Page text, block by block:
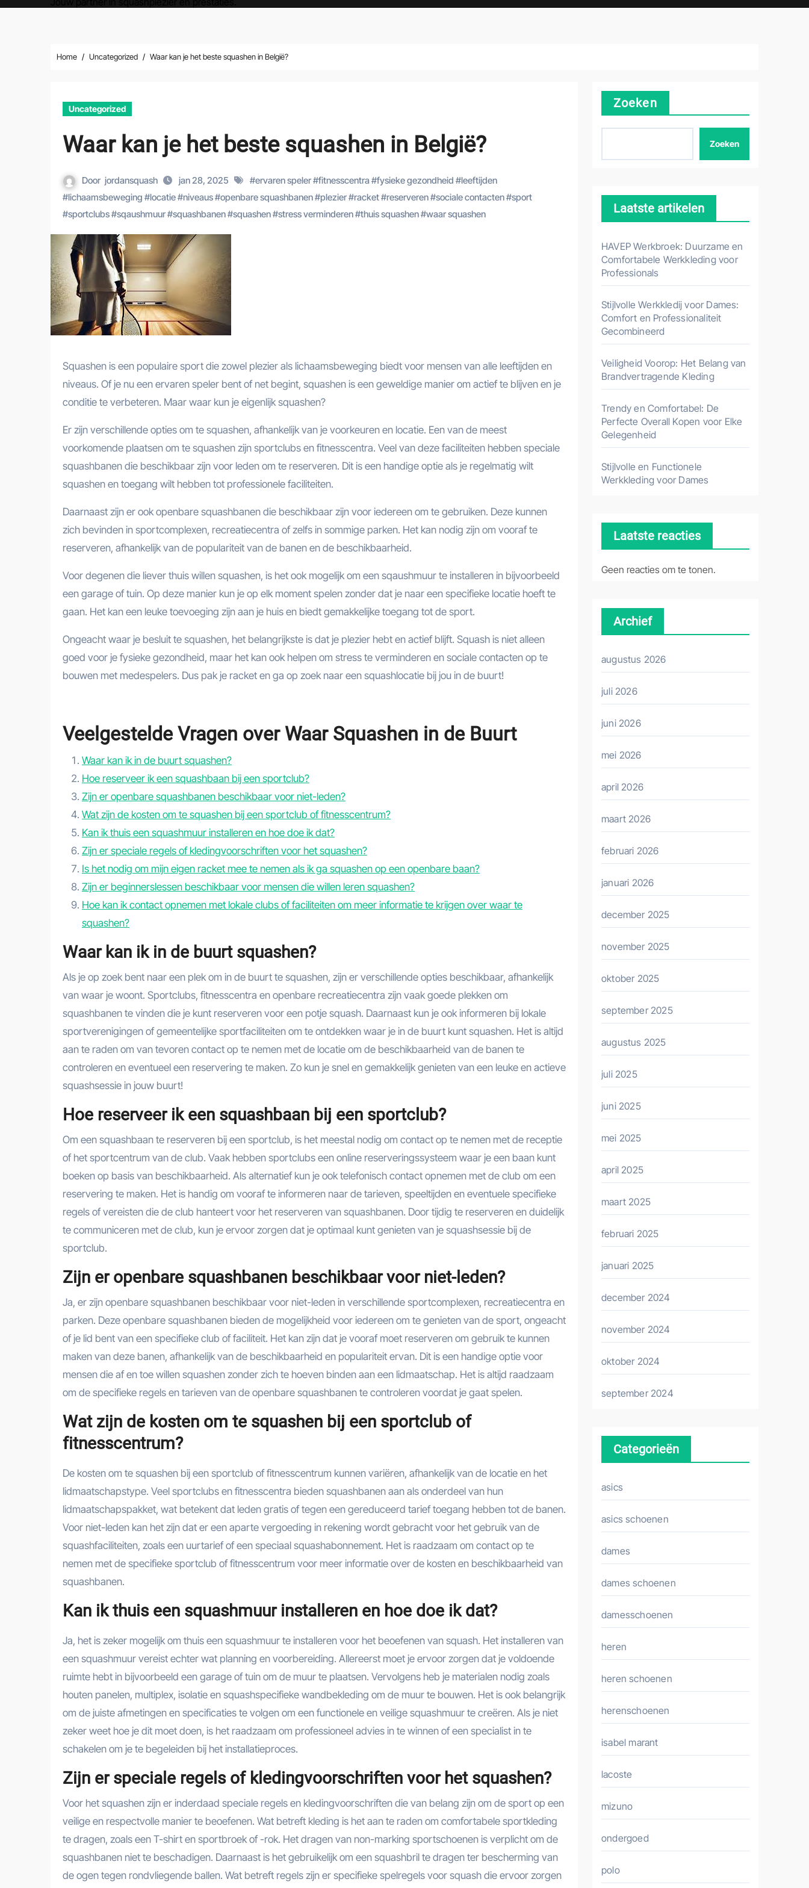
Home Uncategorized Waar kan je het beste squashen in België?
Uncategorized
Waar kan je het beste squashen in België?
Door jordansquash jan 28, 2025 #ervaren speler#fitnesscentra#fysieke gezondheid #leeftijden
#lichaamsbeweging #locatie#niveaus#openbare squashbanen#plezier#racket#reserveren#sociale contacten#sport
#sportclubs#sqaushmuur#squashbanen#squashen#stress verminderen#thuis squashen#waar squashen
Squashen is een populaire sport die zowel plezier als lichaamsbeweging biedt voor mensen van alle leeftijden en
niveaus. Of je nu een ervaren speler bent of net begint, squashen is een geweldige manier om actief te blijven en je
conditie te verbeteren. Maar waar kun je eigenlijk squashen?
Er zijn verschillende opties om te squashen, afhankelijk van je voorkeuren en locatie. Een van de meest
voorkomende plaatsen om te squashen zijn sportclubs en fitnesscentra. Veel van deze faciliteiten hebben speciale
squashbanen die beschikbaar zijn voor leden om te reserveren. Dit is een handige optie als je regelmatig wilt
squashen en toegang wilt hebben tot professionele faciliteiten.
Daarnaast zijn er ook openbare squashbanen die beschikbaar zijn voor iedereen om te gebruiken. Deze kunnen
zich bevinden in sportcomplexen, recreatiecentra of zelfs in sommige parken. Het kan nodig zijn om vooraf te
reserveren, afhankelijk van de populariteit van de banen en de beschikbaarheid.
Voor degenen die liever thuis willen squashen, is het ook mogelijk om een ​​sqaushmuur te installeren in bijvoorbeeld
een garage of tuin. Op deze manier kun je op elk moment spelen zonder dat je naar een specifieke locatie hoeft te
gaan. Het kan een leuke toevoeging zijn aan je huis en biedt gemakkelijke toegang tot de sport.
Ongeacht waar je besluit te squashen, het belangrijkste is dat je plezier hebt en actief blijft. Squash is niet alleen
goed voor je fysieke gezondheid, maar het kan ook helpen om stress te verminderen en sociale contacten op te
bouwen met medespelers. Dus pak je racket en ga op zoek naar een squashlocatie bij jou in de buurt!
Veelgestelde Vragen over Waar Squashen in de Buurt
Waar kan ik in de buurt squashen?
Hoe reserveer ik een squashbaan bij een sportclub?
Zijn er openbare squashbanen beschikbaar voor niet-leden?
Wat zijn de kosten om te squashen bij een sportclub of fitnesscentrum?
Kan ik thuis een squashmuur installeren en hoe doe ik dat?
Zijn er speciale regels of kledingvoorschriften voor het squashen?
Is het nodig om mijn eigen racket mee te nemen als ik ga squashen op een openbare baan?
Zijn er beginnerslessen beschikbaar voor mensen die willen leren squashen?
Hoe kan ik contact opnemen met lokale clubs of faciliteiten om meer informatie te krijgen over waar te
squashen?
Waar kan ik in de buurt squashen?
Als je op zoek bent naar een plek om in de buurt te squashen, zijn er verschillende opties beschikbaar, afhankelijk
van waar je woont. Sportclubs, fitnesscentra en openbare recreatiecentra zijn vaak goede plekken om
squashbanen te vinden die je kunt reserveren voor een potje squash. Daarnaast kun je ook informeren bij lokale
sportverenigingen of gemeentelijke sportfaciliteiten om te ontdekken waar je in de buurt kunt squashen. Het is altijd
aan te raden om van tevoren contact op te nemen met de locatie om de beschikbaarheid van de banen te
controleren en eventueel een reservering te maken. Zo kun je snel en gemakkelijk genieten van een leuke en actieve
squashsessie in jouw buurt!
Hoe reserveer ik een squashbaan bij een sportclub?
Om een squashbaan te reserveren bij een sportclub, is het meestal nodig om contact op te nemen met de receptie
of het sportcentrum van de club. Vaak hebben sportclubs een online reserveringssysteem waar je een baan kunt
boeken op basis van beschikbaarheid. Als alternatief kun je ook telefonisch contact opnemen met de club om een
reservering te maken. Het is handig om vooraf te informeren naar de tarieven, speeltijden en eventuele specifieke
regels of vereisten die de club hanteert voor het reserveren van squashbanen. Door tijdig te reserveren en duidelijk
te communiceren met de club, kun je ervoor zorgen dat je optimaal kunt genieten van je squashsessie bij de
sportclub.
Zijn er openbare squashbanen beschikbaar voor niet-leden?
Ja, er zijn openbare squashbanen beschikbaar voor niet-leden in verschillende sportcomplexen, recreatiecentra en
parken. Deze openbare squashbanen bieden de mogelijkheid voor iedereen om te genieten van de sport, ongeacht
of je lid bent van een specifieke club of faciliteit. Het kan zijn dat je vooraf moet reserveren om gebruik te kunnen
maken van deze banen, afhankelijk van de beschikbaarheid en populariteit ervan. Dit is een handige optie voor
mensen die af en toe willen squashen zonder zich te hoeven binden aan een lidmaatschap. Het is altijd raadzaam
om de specifieke regels en tarieven van de openbare squashbanen te controleren voordat je gaat spelen.
Wat zijn de kosten om te squashen bij een sportclub of
fitnesscentrum?
De kosten om te squashen bij een sportclub of fitnesscentrum kunnen variëren, afhankelijk van de locatie en het
lidmaatschapstype. Veel sportclubs en fitnesscentra bieden squashbanen aan als onderdeel van hun
lidmaatschapspakket, wat betekent dat leden gratis of tegen een gereduceerd tarief toegang hebben tot de banen.
Voor niet-leden kan het zijn dat er een aparte vergoeding in rekening wordt gebracht voor het gebruik van de
squashfaciliteiten, zoals een uurtarief of een speciaal squashabonnement. Het is raadzaam om contact op te
nemen met de specifieke sportclub of fitnesscentrum voor meer informatie over de kosten en beschikbaarheid van
squashbanen.
Kan ik thuis een squashmuur installeren en hoe doe ik dat?
Ja, het is zeker mogelijk om thuis een squashmuur te installeren voor het beoefenen van squash. Het installeren van
een squashmuur vereist echter wat planning en voorbereiding. Allereerst moet je ervoor zorgen dat je voldoende
ruimte hebt in bijvoorbeeld een garage of tuin om de muur te plaatsen. Vervolgens heb je materialen nodig zoals
houten panelen, multiplex, isolatie en squashspecifieke wandbekleding om de muur te bouwen. Het is ook belangrijk
om de juiste afmetingen en specificaties te volgen om een ​​functionele en veilige squashmuur te creëren. Als je niet
zeker weet hoe je dit moet doen, is het raadzaam om professioneel advies in te winnen of een specialist in te
schakelen om je te begeleiden bij het installatieproces.
Zijn er speciale regels of kledingvoorschriften voor het squashen?
Voor het squashen zijn er inderdaad speciale regels en kledingvoorschriften die van belang zijn om de sport op een
veilige en respectvolle manier te beoefenen. Wat betreft kleding is het aan te raden om comfortabele sportkleding
te dragen, zoals een T-shirt en sportbroek of -rok. Het dragen van non-marking sportschoenen is verplicht om de
squashbanen niet te beschadigen. Daarnaast is het gebruikelijk om een squashbril te dragen ter bescherming van
de ogen tegen rondvliegende ballen. Wat betreft regels zijn er specifieke spelregels voor squash die ervoor zorgen
Zoeken
Zoeken
Laatste artikelen
HAVEP Werkbroek: Duurzame en
Comfortabele Werkkleding voor
Professionals
Stijlvolle Werkkledij voor Dames:
Comfort en Professionaliteit
Gecombineerd
Veiligheid Voorop: Het Belang van
Brandvertragende Kleding
Trendy en Comfortabel: De
Perfecte Overall Kopen voor Elke
Gelegenheid
Stijlvolle en Functionele
Werkkleding voor Dames
Laatste reacties
Geen reacties om te tonen.
Archief
augustus 2026
juli 2026
juni 2026
mei 2026
april 2026
maart 2026
februari 2026
januari 2026
december 2025
november 2025
oktober 2025
september 2025
augustus 2025
juli 2025
juni 2025
mei 2025
april 2025
maart 2025
februari 2025
januari 2025
december 2024
november 2024
oktober 2024
september 2024
Categorieën
asics
asics schoenen
dames
dames schoenen
damesschoenen
heren
heren schoenen
herenschoenen
isabel marant
lacoste
mizuno
ondergoed
polo